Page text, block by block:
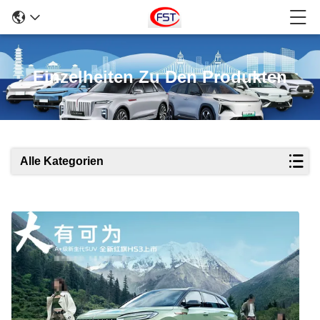
Einzelheiten Zu Den Produkten
Alle Kategorien